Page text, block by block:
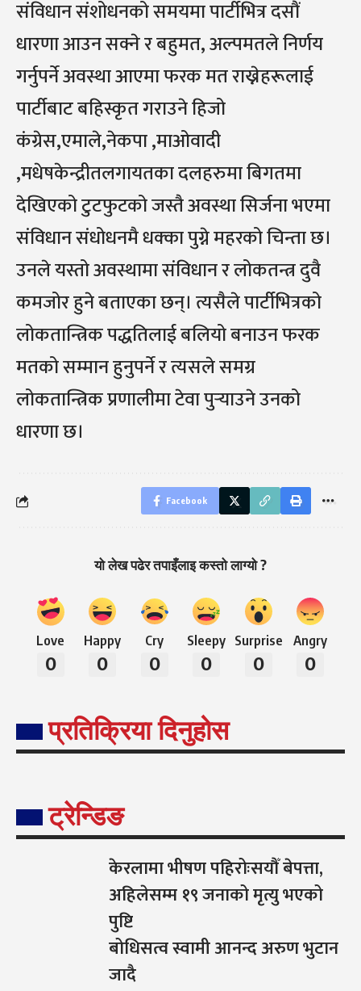
संविधान संशोधनको समयमा पार्टीभित्र दसौं
धारणा आउन सक्ने र बहुमत, अल्पमतले निर्णय
गर्नुपर्ने अवस्था आएमा फरक मत राख्नेहरूलाई
पार्टीबाट बहिस्कृत गराउने हिजो
कंग्रेस,एमाले,नेकपा ,माओवादी
,मधेषकेन्द्रीतलगायतका दलहरुमा बिगतमा
देखिएको टुटफुटको जस्तै अवस्था सिर्जना भएमा
संविधान संधोधनमै धक्का पुग्ने महरको चिन्ता छ।
उनले यस्तो अवस्थामा संविधान र लोकतन्त्र दुवै
कमजोर हुने बताएका छन्। त्यसैले पार्टीभित्रको
लोकतान्त्रिक पद्धतिलाई बलियो बनाउन फरक
मतको सम्मान हुनुपर्ने र त्यसले समग्र
लोकतान्त्रिक प्रणालीमा टेवा पुर्‍याउने उनको
धारणा छ।
Facebook
यो लेख पढेर तपाइँलाइ कस्तो लाग्यो ?
Love
0
Happy
0
Cry
0
Sleepy
0
Surprise
0
Angry
0
प्रतिक्रिया दिनुहोस
ट्रेन्डिङ
केरलामा भीषण पहिरोःसयौँ बेपत्ता,
अहिलेसम्म १९ जनाको मृत्यु भएको
पुष्टि
बोधिसत्व स्वामी आनन्द अरुण भुटान
जादै